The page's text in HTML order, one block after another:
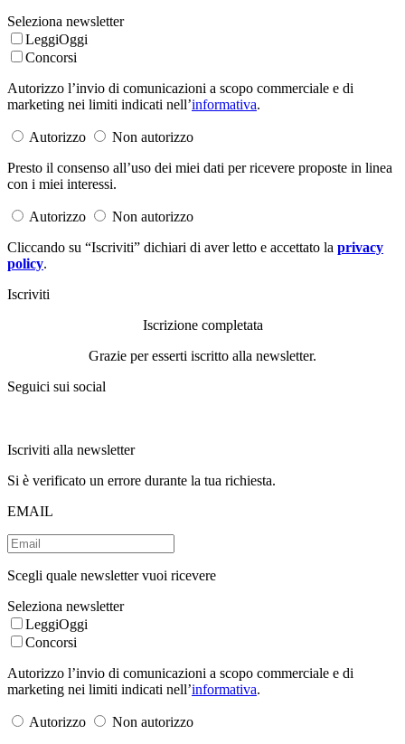
Seleziona newsletter
LeggiOggi
Concorsi
Autorizzo l’invio di comunicazioni a scopo commerciale e di
marketing nei limiti indicati nell’informativa.
Autorizzo
Non autorizzo
Presto il consenso all’uso dei miei dati per ricevere proposte in linea
con i miei interessi.
Autorizzo
Non autorizzo
Cliccando su “Iscriviti” dichiari di aver letto e accettato la privacy
policy.
Iscriviti
Iscrizione completata
Grazie per esserti iscritto alla newsletter.
Seguici sui social
Iscriviti alla newsletter
Si è verificato un errore durante la tua richiesta.
EMAIL
Scegli quale newsletter vuoi ricevere
Seleziona newsletter
LeggiOggi
Concorsi
Autorizzo l’invio di comunicazioni a scopo commerciale e di
marketing nei limiti indicati nell’informativa.
Autorizzo
Non autorizzo